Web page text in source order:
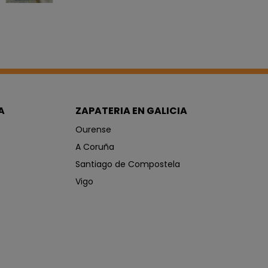
ZAPATERIA EN GALICIA
Ourense
A Coruña
Santiago de Compostela
Vigo